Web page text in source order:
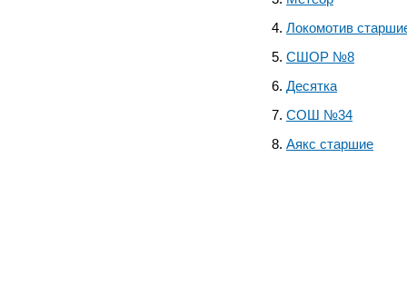
Локомотив
СШОР №8
Десятка
СОШ №34
Аякс старшие